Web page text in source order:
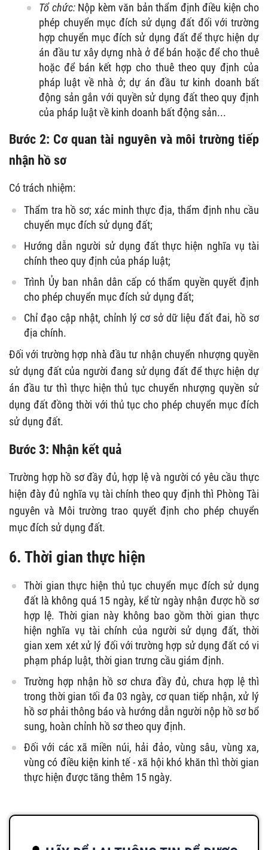
Tổ chức:Nộp kèm văn bản thẩm định điều kiện cho
phép chuyển mục đích sử dụng đất đối với trường
hợp chuyển mục đích sử dụng đất để thực hiện dự
án đầu tư xây dựng nhà ở để bán hoặc để cho thuê
hoặc để bán kết hợp cho thuê theo quy định của
pháp luật về nhà ở; dự án đầu tư kinh doanh bất
động sản gắn với quyền sử dụng đất theo quy định
của pháp luật về kinh doanh bất động sản...
Bước 2: Cơ quan tài nguyên và môi trường tiếp
nhận hồ sơ
Có trách nhiệm:
Thẩm tra hồ sơ; xác minh thực địa, thẩm định nhu cầu
chuyển mục đích sử dụng đất;
Hướng dẫn người sử dụng đất thực hiện nghĩa vụ tài
chính theo quy định của pháp luật;
Trình Ủy ban nhân dân cấp có thẩm quyền quyết định
cho phép chuyển mục đích sử dụng đất;
Chỉ đạo cập nhật, chỉnh lý cơ sở dữ liệu đất đai, hồ sơ
địa chính.
Đối với trường hợp nhà đầu tư nhận chuyển nhượng quyền
sử dụng đất của người đang sử dụng đất để thực hiện dự
án đầu tư thì thực hiện thủ tục chuyển nhượng quyền sử
dụng đất đồng thời với thủ tục cho phép chuyển mục đích
sử dụng đất.
Bước 3: Nhận kết quả
Trường hợp hồ sơ đầy đủ, hợp lệ và người có yêu cầu thực
hiện đày đủ nghĩa vụ tài chính theo quy định thì Phòng Tài
nguyên và Môi trường trao quyết định cho phép chuyển
mục đích sử dụng đất.
6. Thời gian thực hiện
Thời gian thực hiện thủ tục chuyển mục đích sử dụng
đất là không quá 15 ngày, kể từ ngày nhận được hồ sơ
hợp lệ. Thời gian này không bao gồm thời gian thực
hiện nghĩa vụ tài chính của người sử dụng đất, thời
gian xem xét xử lý đối với trường hợp sử dụng đất có vi
phạm pháp luật, thời gian trưng cầu giám định.
Trường hợp nhận hồ sơ chưa đầy đủ, chưa hợp lệ thì
trong thời gian tối đa 03 ngày, cơ quan tiếp nhận, xử lý
hồ sơ phải thông báo và hướng dẫn người nộp hồ sơ bổ
sung, hoàn chỉnh hồ sơ theo quy định.
Đối với các xã miền núi, hải đảo, vùng sâu, vùng xa,
vùng có điều kiện kinh tế - xã hội khó khăn thì thời gian
thực hiện được tăng thêm 15 ngày.